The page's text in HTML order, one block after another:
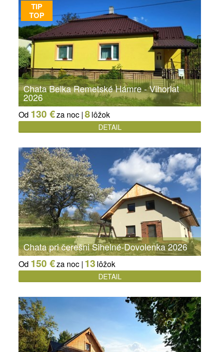
TIP
TOP
Chata Belka Remetské Hámre - Vihorlat
2026
Od 130 €za noc |8lôžok
DETAIL
Chata pri čerešni Sihelné-Dovolenka 2026
Od 150 €za noc | 13lôžok
DETAIL